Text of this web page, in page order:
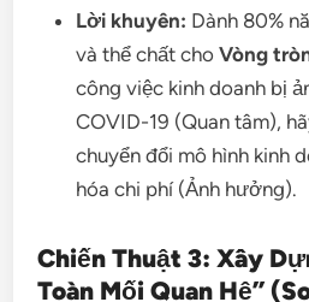
Lời khuyên: Dành 80%
và thể chất choVòng
công việc kinh doanh bị
COVID-19 (Quan tâm),
chuyển đổi mô hình kinh
hóa chi phí (Ảnh hưởng).
Chiến Thuật 3: Xây
Toàn Mối Quan Hệ”